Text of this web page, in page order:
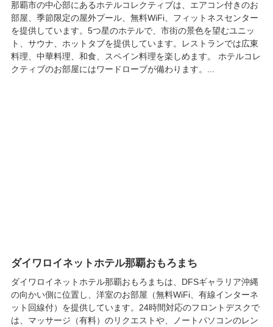
那覇市の中心部にあるホテルコレクティブは、エアコン付きのお
部屋、季節限定の屋外プール、無料WiFi、フィットネスセンター
を提供しています。5つ星のホテルで、市街の景色を望むユニッ
ト、サウナ、ホットタブを提供しています。レストランでは広東
料理、中華料理、和食、スペイン料理を楽しめます。 ホテルコレ
クティブのお部屋にはワードローブが備わります。...
ダイワロイネットホテル那覇おもろまち
ダイワロイネットホテル那覇おもろまちは、DFSギャラリア沖縄
の向かい側に位置し、洋室のお部屋（無料WiFi、有線インターネ
ット回線付）を提供しています。24時間対応のフロントデスクで
は、マッサージ（有料）のリクエストや、ノートパソコンのレン